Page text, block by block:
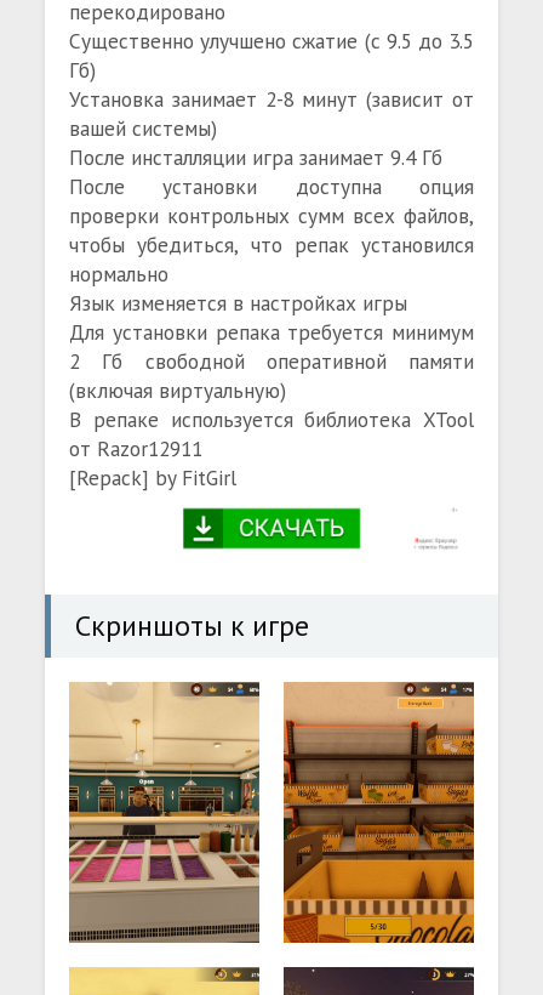
перекодировано
Существенно улучшено сжатие (с 9.5 до 3.5
Гб)
Установка занимает 2-8 минут (зависит от
вашей системы)
После инсталляции игра занимает 9.4 Гб
После установки доступна опция
проверки контрольных сумм всех файлов,
чтобы убедиться, что репак установился
нормально
Язык изменяется в настройках игры
Для установки репака требуется минимум
2 Гб свободной оперативной памяти
(включая виртуальную)
В репаке используется библиотека XTool
от Razor12911
[Repack] by FitGirl
Скриншоты к игре